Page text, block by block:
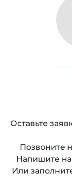
Оставьте
Позвоните
Напишите
Или